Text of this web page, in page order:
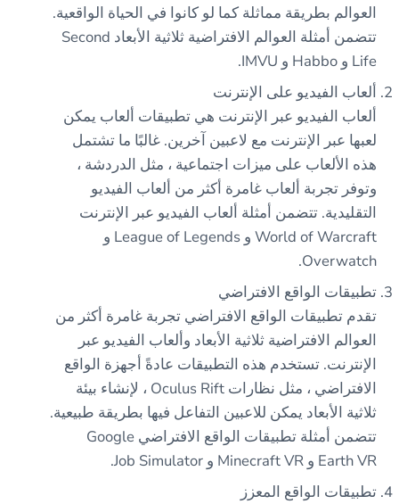
العوالم بطريقة مماثلة كما لو كانوا في الحياة الواقعية.
تتضمن أمثلة العوالم الافتراضية ثلاثية الأبعاد Second
Life و Habbo و IMVU.
ألعاب الفيديو على الإنترنت
ألعاب الفيديو عبر الإنترنت هي تطبيقات ألعاب يمكن
لعبها عبر الإنترنت مع لاعبين آخرين. غالبًا ما تشتمل
هذه الألعاب على ميزات اجتماعية ، مثل الدردشة ،
وتوفر تجربة ألعاب غامرة أكثر من ألعاب الفيديو
التقليدية. تتضمن أمثلة ألعاب الفيديو عبر الإنترنت
World of Warcraft و League of Legends و
Overwatch.
تطبيقات الواقع الافتراضي
تقدم تطبيقات الواقع الافتراضي تجربة غامرة أكثر من
العوالم الافتراضية ثلاثية الأبعاد وألعاب الفيديو عبر
الإنترنت. تستخدم هذه التطبيقات عادةً أجهزة الواقع
الافتراضي ، مثل نظارات Oculus Rift ، لإنشاء بيئة
ثلاثية الأبعاد يمكن للاعبين التفاعل فيها بطريقة طبيعية.
تتضمن أمثلة تطبيقات الواقع الافتراضي Google
Earth VR و Minecraft VR و Job Simulator.
تطبيقات الواقع المعزز